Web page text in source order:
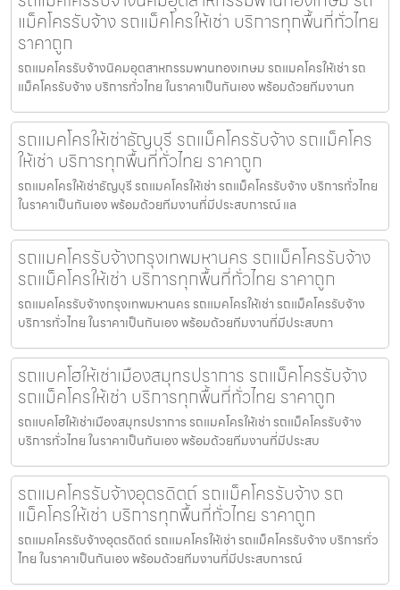
แม็คโครรับจ้าง รถแม็คโครให้เช่า บริการทุกพื้นที่ทั่วไทย
ราคาถูก
รถแมคโครรับจ้างนิคมอุตสาหกรรมพานทองเกษม รถแมคโครให้เช่า รถ
แม็คโครรับจ้าง บริการทั่วไทย ในราคาเป็นกันเอง พร้อมด้วยทีมงานท
รถแมคโครให้เช่าธัญบุรี รถแม็คโครรับจ้าง รถแม็คโคร
ให้เช่า บริการทุกพื้นที่ทั่วไทย ราคาถูก
รถแมคโครให้เช่าธัญบุรี รถแมคโครให้เช่า รถแม็คโครรับจ้าง บริการทั่วไทย
ในราคาเป็นกันเอง พร้อมด้วยทีมงานที่มีประสบการณ์ แล
รถแมคโครรับจ้างกรุงเทพมหานคร รถแม็คโครรับจ้าง
รถแม็คโครให้เช่า บริการทุกพื้นที่ทั่วไทย ราคาถูก
รถแมคโครรับจ้างกรุงเทพมหานคร รถแมคโครให้เช่า รถแม็คโครรับจ้าง
บริการทั่วไทย ในราคาเป็นกันเอง พร้อมด้วยทีมงานที่มีประสบกา
รถแบคโฮให้เช่าเมืองสมุทรปราการ รถแม็คโครรับจ้าง
รถแม็คโครให้เช่า บริการทุกพื้นที่ทั่วไทย ราคาถูก
รถแบคโฮให้เช่าเมืองสมุทรปราการ รถแมคโครให้เช่า รถแม็คโครรับจ้าง
บริการทั่วไทย ในราคาเป็นกันเอง พร้อมด้วยทีมงานที่มีประสบ
รถแมคโครรับจ้างอุตรดิตถ์ รถแม็คโครรับจ้าง รถ
แม็คโครให้เช่า บริการทุกพื้นที่ทั่วไทย ราคาถูก
รถแมคโครรับจ้างอุตรดิตถ์ รถแมคโครให้เช่า รถแม็คโครรับจ้าง บริการทั่ว
ไทย ในราคาเป็นกันเอง พร้อมด้วยทีมงานที่มีประสบการณ์